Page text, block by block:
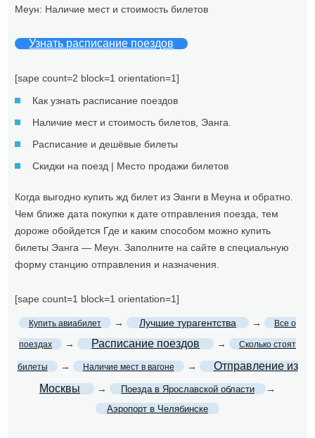
Меун: Наличие мест и стоимость билетов
Узнать расписание поездов
[sape count=2 block=1 orientation=1]
Как узнать расписание поездов
Наличие мест и стоимость билетов, Эанга.
Расписание и дешёвые билеты
Скидки на поезд | Место продажи билетов
Когда выгодно купить жд билет из Эанги в Меуна и обратно.
Чем ближе дата покупки к дате отправления поезда, тем
дороже обойдется Где и каким способом можно купить
билеты Эанга — Меун. Заполните на сайте в специальную
форму станцию отправления и назначения.
[sape count=1 block=1 orientation=1]
Купить авиабилет → Лучшие турагентства → Все о
поездах → Расписание поездов → Сколько стоят
билеты → Наличие мест в вагоне →
Отправление из
Москвы
→ Поезда в Ярославской области →
Аэропорт в Челябинске